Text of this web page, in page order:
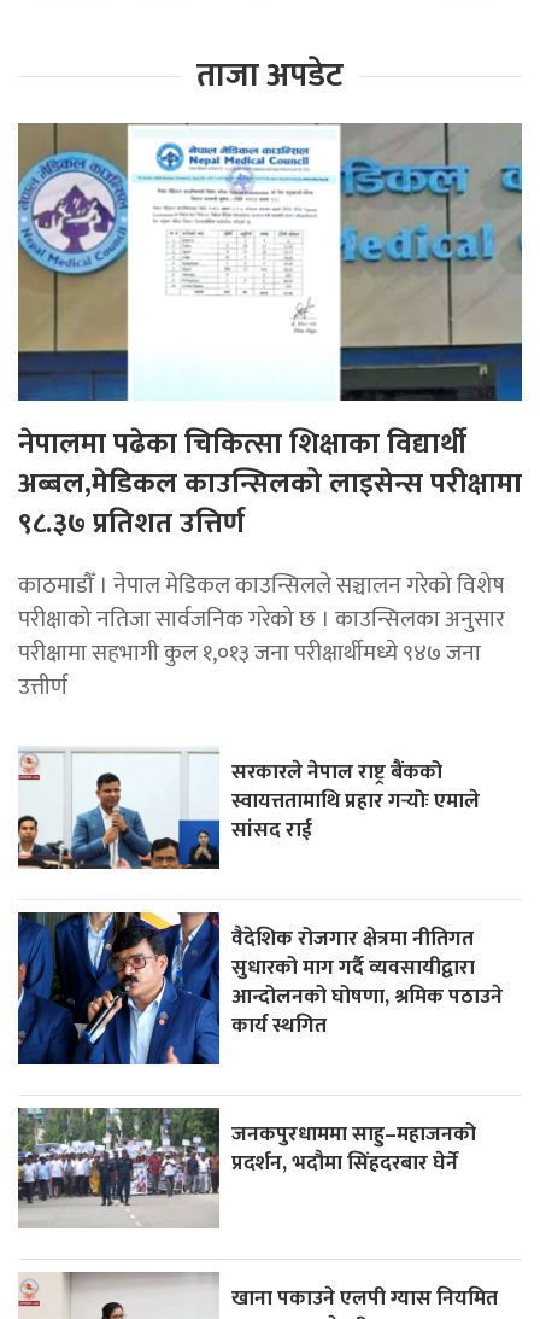
ताजा अपडेट
नेपालमा पढेका चिकित्सा शिक्षाका विद्यार्थी
अब्बल,मेडिकल काउन्सिलको लाइसेन्स परीक्षामा
९८.३७ प्रतिशत उत्तिर्ण
काठमाडौँ । नेपाल मेडिकल काउन्सिलले सञ्चालन गरेको विशेष
परीक्षाको नतिजा सार्वजनिक गरेको छ । काउन्सिलका अनुसार
परीक्षामा सहभागी कुल १,०१३ जना परीक्षार्थीमध्ये ९४७ जना
उत्तीर्ण
सरकारले नेपाल राष्ट्र बैंकको
स्वायत्ततामाथि प्रहार गर्‍योः एमाले
सांसद राई
वैदेशिक रोजगार क्षेत्रमा नीतिगत
सुधारको माग गर्दै व्यवसायीद्वारा
आन्दोलनको घोषणा, श्रमिक पठाउने
कार्य स्थगित
जनकपुरधाममा साहु–महाजनको
प्रदर्शन, भदौमा सिंहदरबार घेर्ने
खाना पकाउने एलपी ग्यास नियमित